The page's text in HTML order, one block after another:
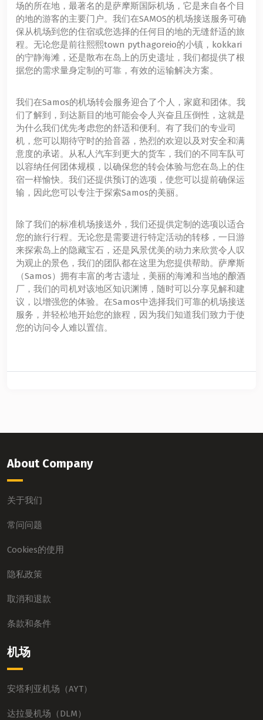
场的所在地，最著名的是萨摩斯国际机场，它是来自各个目
的地的游客的主要门户。我们在SAMOS的机场接送服务可确
保从机场到您的住宿或您选择的任何目的地的无缝舒适的旅
程。无论您是前往熙熙town pythagoreio的小镇，kokkari
的宁静海滩，还是散布在岛上的历史遗址，我们都提供了根
据您的需求量身定制的可靠，有效的运输解决方案。
我们在Samos的机场转会服务迎合了个人，家庭和团体。我
们了解到，到达新目的地可能会令人兴奋且压倒性，这就是
为什么我们优先考虑您的舒适和便利。有了我们的专业司
机，您可以期待守时的拾音器，热烈的欢迎以及对安全和满
意度的承诺。从私人汽车到更大的货车，我们的不同车队可
以容纳任何团体规模，以确保您的转会体验与您在岛上的住
宿一样愉快。我们还提供预订的选项，使您可以提前确保运
输，因此您可以专注于探索Samos的美丽。
除了我们的标准机场接送外，我们还提供定制的选项以适合
您的旅行行程。无论您是需要进行特定活动的转移，一日游
来探索岛上的隐藏宝石，还是风景优美的动力来欣赏令人叹
为观止的景色，我们的团队都在这里为您提供帮助。萨摩斯
（Samos）拥有丰富的考古遗址，美丽的海滩和当地的酿酒
厂，我们的司机对该地区知识渊博，随时可以分享见解和建
议，以增强您的体验。在Samos中选择我们可靠的机场接送
服务，并轻松地开始您的旅程，因为我们知道我们致力于使
您的访问令人难以置信。
About Company
关于我们
常问问题
Cookies的使用
隐私政策
取消和退款
条款和条件
机场
安塔利亚机场（AYT）
达拉曼机场（DLM）